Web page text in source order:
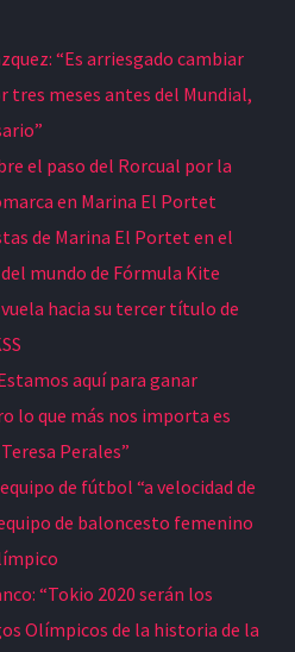
“Es arriesgado cambiar
tres meses antes del Mundial,
el paso del Rorcual por la
en Marina El Portet
de Marina El Portet en el
mundo de Fórmula Kite
hacia su tercer título de
aquí para ganar
lo que más nos importa es
Perales”
de fútbol “a velocidad de
de baloncesto femenino
“Tokio 2020 serán los
Olímpicos de la historia de la